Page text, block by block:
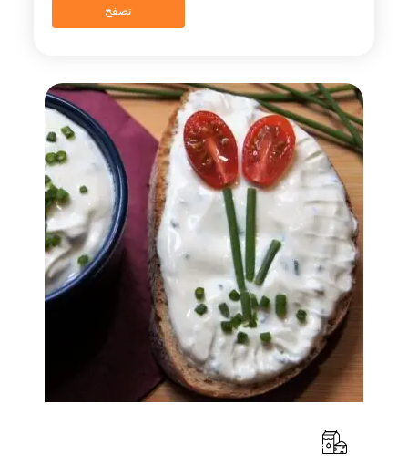
تصفح